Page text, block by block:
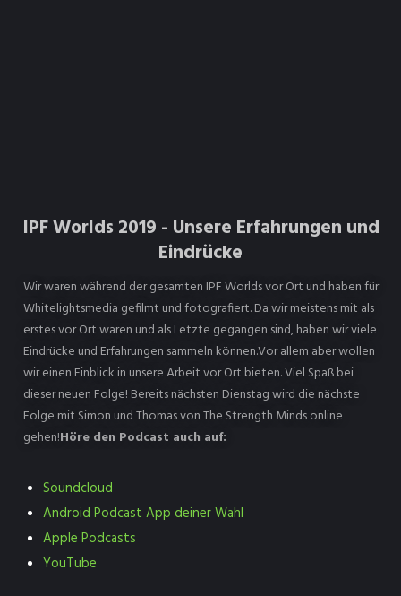
IPF Worlds 2019 - Unsere Erfahrungen und
Eindrücke
Wir waren während der gesamten IPF Worlds vor Ort und haben für
Whitelightsmedia gefilmt und fotografiert. Da wir meistens mit als
erstes vor Ort waren und als Letzte gegangen sind, haben wir viele
Eindrücke und Erfahrungen sammeln können.Vor allem aber wollen
wir einen Einblick in unsere Arbeit vor Ort bieten. Viel Spaß bei
dieser neuen Folge! Bereits nächsten Dienstag wird die nächste
Folge mit Simon und Thomas von The Strength Minds online
gehen!Höre den Podcast auch auf:
Soundcloud
Android Podcast App deiner Wahl
Apple Podcasts
YouTube